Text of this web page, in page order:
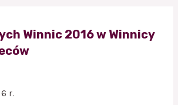
Winnic 2016 w Winnicy
r.